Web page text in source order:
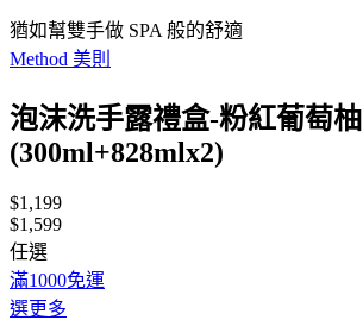
猶如幫雙手做 SPA 般的舒適
Method 美則
泡沫洗手露禮盒-粉紅葡萄柚
(300ml+828mlx2)
$1,199
$1,599
任選
滿1000免運
選更多